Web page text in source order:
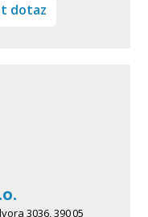
dotaz
3036, 390 05